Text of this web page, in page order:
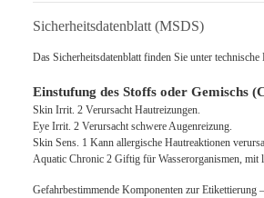
Sicherheitsdatenblatt (MSDS)
Das Sicherheitsdatenblatt finden Sie unter technische
Einstufung des Stoffs oder Gemischs
Skin Irrit. 2 Verursacht Hautreizungen.
Eye Irrit. 2 Verursacht schwere Augenreizung.
Skin Sens. 1 Kann allergische Hautreaktionen
Aquatic Chronic 2 Giftig für Wasserorganismen, mit
Gefahrbestimmende Komponenten zur Etikettierung